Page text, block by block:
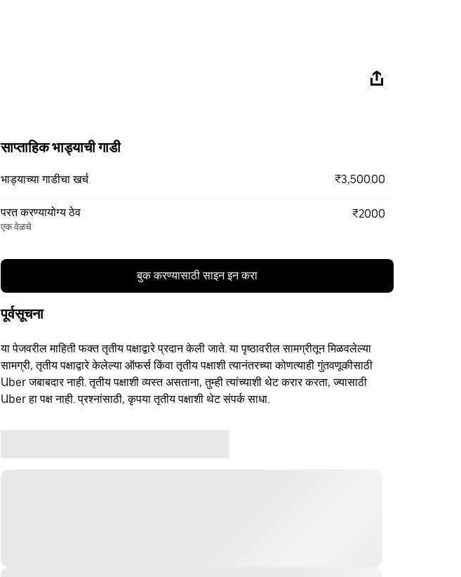
साप्ताहिक भाड्याची गाडी
भाड्याच्या गाडीचा खर्च ₹3,500.00
परत करण्यायोग्य ठेव
एक वेळचे
₹2000
बुक करण्यासाठी साइन इन करा
पूर्वसूचना
या पेजवरील माहिती फक्त तृतीय पक्षाद्वारे प्रदान केली जाते. या पृष्ठावरील सामग्रीतून मिळवलेल्या
सामग्री, तृतीय पक्षाद्वारे केलेल्या ऑफर्स किंवा तृतीय पक्षाशी त्यानंतरच्या कोणत्याही गुंतवणूकीसाठी
Uber जबाबदार नाही. तृतीय पक्षाशी व्यस्त असताना, तुम्ही त्यांच्याशी थेट करार करता, ज्यासाठी
Uber हा पक्ष नाही. प्रश्नांसाठी, कृपया तृतीय पक्षाशी थेट संपर्क साधा.